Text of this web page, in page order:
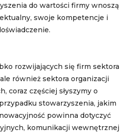
do wartości firmy wnoszą
swoje kompetencje i
rozwijających się firm sektora
również sektora organizacji
coraz częściej słyszymy o
stowarzyszenia, jakim
powinna dotyczyć
komunikacji wewnętrznej